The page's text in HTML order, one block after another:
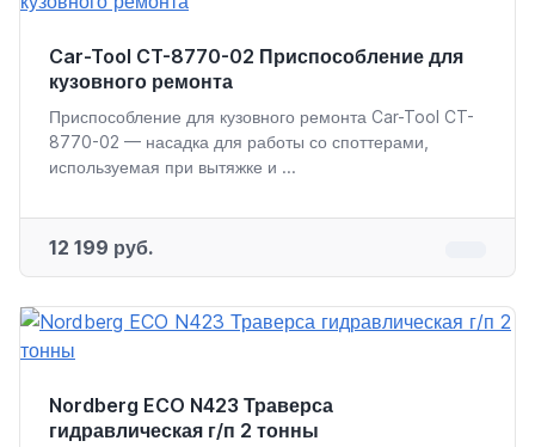
Car-Tool CT-8770-02 Приспособление для
кузовного ремонта
Приспособление для кузовного ремонта Car-Tool CT-
8770-02 — насадка для работы со споттерами,
используемая при вытяжке и ...
12 199 руб.
Nordberg ECO N423 Траверса
гидравлическая г/п 2 тонны